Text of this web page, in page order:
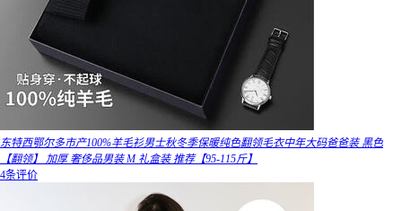
东特西鄂尔多市产100%羊毛衫男士秋冬季保暖纯色翻领毛衣中年大码爸爸装 黑色
【翻领】 加厚 奢侈品男装 M 礼盒装 推荐【95-115斤】
4条评价